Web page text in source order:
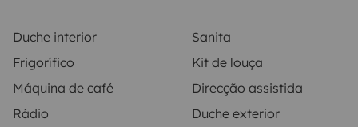
Duche interior
Sanita
Frigorífico
Kit de louça
Máquina de café
Direcção assistida
Rádio
Duche exterior